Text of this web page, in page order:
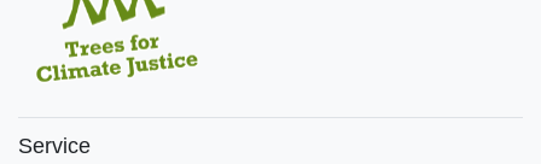
Service